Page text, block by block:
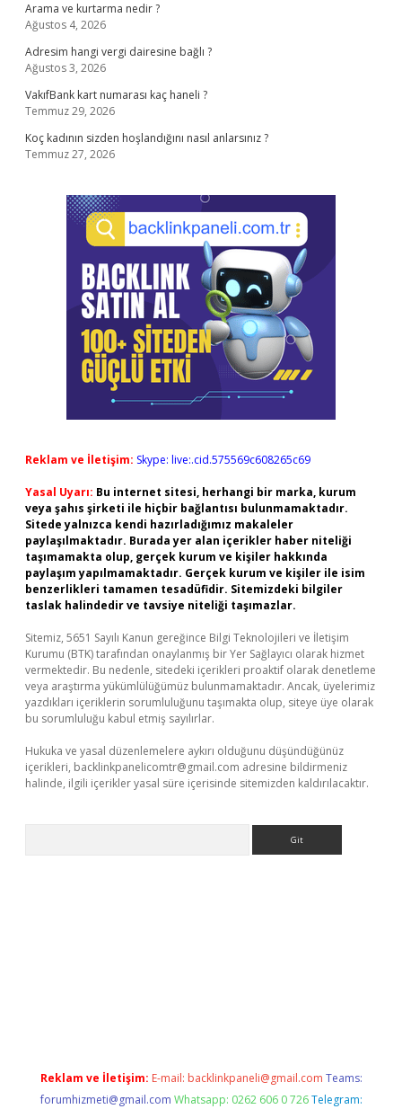
Arama ve kurtarma nedir ?
Ağustos 4, 2026
Adresim hangi vergi dairesine bağlı ?
Ağustos 3, 2026
VakıfBank kart numarası kaç haneli ?
Temmuz 29, 2026
Koç kadının sizden hoşlandığını nasıl anlarsınız ?
Temmuz 27, 2026
Reklam ve İletişim: Skype: live:.cid.575569c608265c69
Yasal Uyarı: Bu internet sitesi, herhangi bir marka, kurum
veya şahıs şirketi ile hiçbir bağlantısı bulunmamaktadır.
Sitede yalnızca kendi hazırladığımız makaleler
paylaşılmaktadır. Burada yer alan içerikler haber niteliği
taşımamakta olup, gerçek kurum ve kişiler hakkında
paylaşım yapılmamaktadır. Gerçek kurum ve kişiler ile isim
benzerlikleri tamamen tesadüfidir. Sitemizdeki bilgiler
taslak halindedir ve tavsiye niteliği taşımazlar.
Sitemiz, 5651 Sayılı Kanun gereğince Bilgi Teknolojileri ve İletişim
Kurumu (BTK) tarafından onaylanmış bir Yer Sağlayıcı olarak hizmet
vermektedir. Bu nedenle, sitedeki içerikleri proaktif olarak denetleme
veya araştırma yükümlülüğümüz bulunmamaktadır. Ancak, üyelerimiz
yazdıkları içeriklerin sorumluluğunu taşımakta olup, siteye üye olarak
bu sorumluluğu kabul etmiş sayılırlar.
Hukuka ve yasal düzenlemelere aykırı olduğunu düşündüğünüz
içerikleri, backlinkpanelicomtr@gmail.com adresine bildirmeniz
halinde, ilgili içerikler yasal süre içerisinde sitemizden kaldırılacaktır.
Reklam ve İletişim: E-mail: backlinkpaneli@gmail.com Teams:
forumhizmeti@gmail.com Whatsapp: 0262 606 0 726 Telegram: